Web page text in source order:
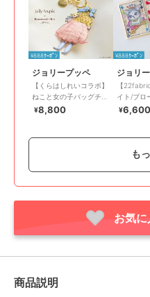
¥888ｸｰﾎﾟﾝ
ジョリープッペ
【くらはしれいコラボ】
ねこと女の子バッグチャ
ーム
¥8,800
¥888ｸｰﾎﾟﾝ
ジョリ
【
イト/ブロ
¥6,600
ジョリープッペ
ローチ
¥888ｸｰﾎﾟﾝ
ジョリ
も
お気
商品説明